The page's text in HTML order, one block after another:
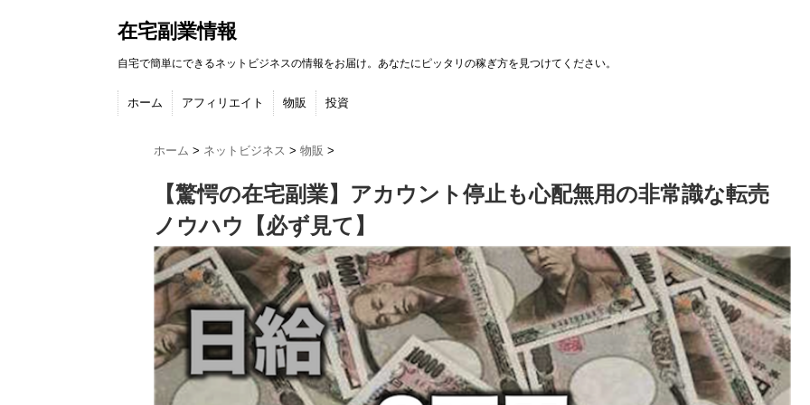
在宅副業情報
自宅で簡単にできるネットビジネスの情報をお届け。あなたにピッタリの稼ぎ方を見つけてください。
ホーム アフィリエイト 物販 投資
ホーム > ネットビジネス > 物販 >
【驚愕の在宅副業】アカウント停止も心配無用の非常識な転売
ノウハウ【必ず見て】